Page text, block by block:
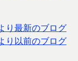
り最新のブログ
り以前のブログ